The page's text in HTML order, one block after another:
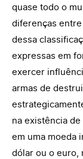
quase todo o
diferenças
dessa
expressas em
exercer
armas de
na existência
em uma moeda
dólar ou o euro,